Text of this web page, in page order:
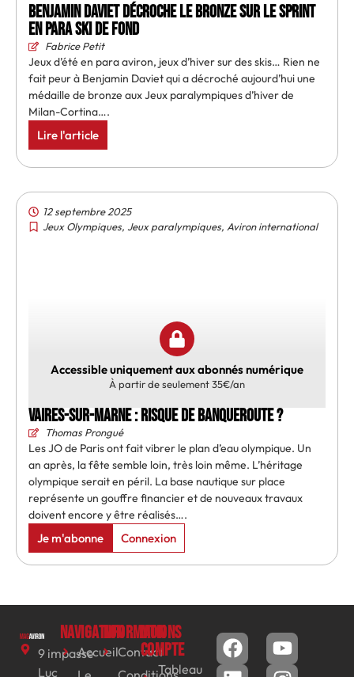
Benjamin Daviet décroche le bronze sur le sprint
en para ski de fond
Fabrice Petit
Jeux d’été en para aviron, jeux d’hiver sur des skis… Rien ne
fait peur à Benjamin Daviet qui a décroché aujourd’hui une
médaille de bronze aux Jeux paralympiques d’hiver de
Milan-Cortina….
Lire l'article
12 septembre 2025
Jeux Olympiques, Jeux paralympiques, Aviron international
Accessible uniquement aux abonnés numérique
À partir de seulement 35€/an
Vaires-sur-Marne : risque de banqueroute ?
Thomas Prongué
Les JO de Paris ont fait vibrer le plan d’eau olympique. Un
an après, la fête semble loin, très loin même. L’héritage
olympique serait en péril. La base nautique sur place
représente un gouffre financier et de nouveaux travaux
doivent encore y être réalisés….
Je m'abonne Connexion
9 impasse
Luc
Navigation
Accueil
Informations
Contact
Mon
compte
Tableau